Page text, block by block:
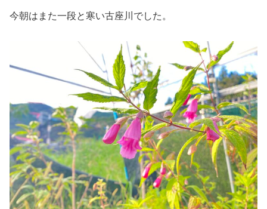
今朝はまた一段と寒い古座川でした。